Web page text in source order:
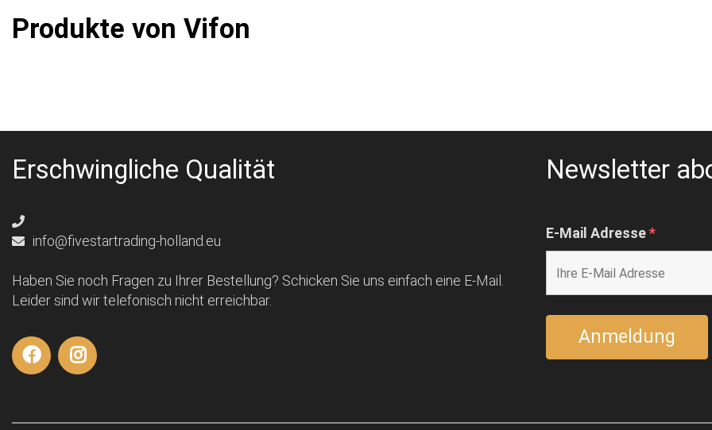
Produkte von Vifon
Erschwingliche Qualität
info@fivestartrading-holland.eu
Haben Sie noch Fragen zu Ihrer Bestellung? Schicken Sie uns einfach eine E-Mail.
Leider sind wir telefonisch nicht erreichbar.
Newsletter
E-Mail Adresse*